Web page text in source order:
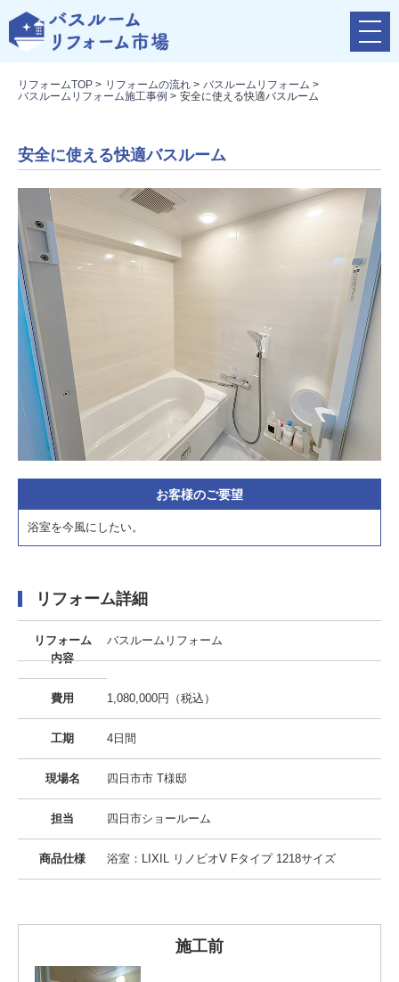
メ
ニ
リフォームTOP > リフォームの流れ > バスルームリフォーム >
バスルームリフォーム施工事例 > 安全に使える快適バスルーム
安全に使える快適バスルーム
お客様のご要望
浴室を今風にしたい。
リフォーム詳細
リフォーム
内容
バスルームリフォーム
費用 1,080,000円（税込）
工期 4日間
現場名 四日市市 T様邸
担当 四日市ショールーム
商品仕様 浴室：LIXIL リノビオV Fタイプ 1218サイズ
施工前